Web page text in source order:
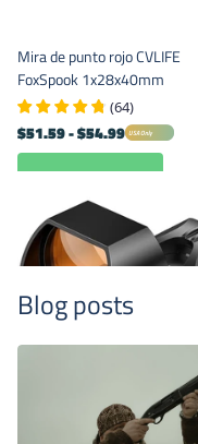
Mira de punto rojo CVLIFE
FoxSpook 1x28x40mm
(64)
$51.59- $54.99 USA Only
Blog posts